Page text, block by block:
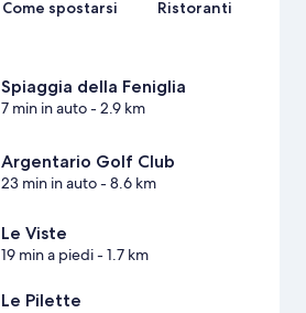
Come spostarsi Ristoranti
Spiaggia della Feniglia
7 min in auto- 2.9 km
Argentario Golf Club
23 min in auto- 8.6 km
Le Viste
19 min a piedi- 1.7 km
Le Pilette